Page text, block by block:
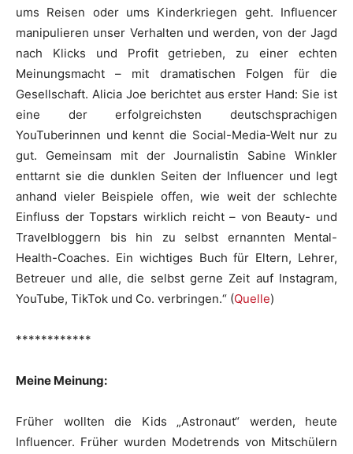
ums Reisen oder ums Kinderkriegen geht. Influencer
manipulieren unser Verhalten und werden, von der Jagd
nach Klicks und Profit getrieben, zu einer echten
Meinungsmacht – mit dramatischen Folgen für die
Gesellschaft. Alicia Joe berichtet aus erster Hand: Sie ist
eine der erfolgreichsten deutschsprachigen
YouTuberinnen und kennt die Social-Media-Welt nur zu
gut. Gemeinsam mit der Journalistin Sabine Winkler
enttarnt sie die dunklen Seiten der Influencer und legt
anhand vieler Beispiele offen, wie weit der schlechte
Einfluss der Topstars wirklich reicht – von Beauty- und
Travelbloggern bis hin zu selbst ernannten Mental-
Health-Coaches. Ein wichtiges Buch für Eltern, Lehrer,
Betreuer und alle, die selbst gerne Zeit auf Instagram,
YouTube, TikTok und Co. verbringen.“ (Quelle)
************
Meine Meinung:
Früher wollten die Kids „Astronaut“ werden, heute
Influencer. Früher wurden Modetrends von Mitschülern